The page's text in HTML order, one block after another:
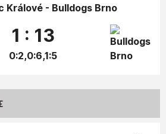
Králové - Bulldogs Brno
1 : 13
0:2,0:6,1:5